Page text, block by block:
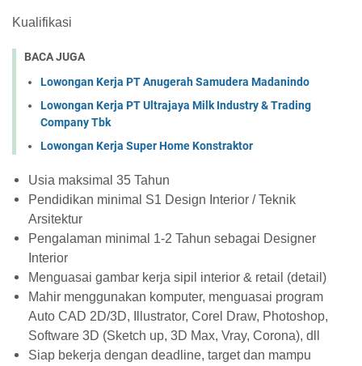
Kualifikasi
BACA JUGA
Lowongan Kerja PT Anugerah Samudera Madanindo
Lowongan Kerja PT Ultrajaya Milk Industry & Trading
Company Tbk
Lowongan Kerja Super Home Konstraktor
Usia maksimal 35 Tahun
Pendidikan minimal S1 Design Interior / Teknik
Arsitektur
Pengalaman minimal 1-2 Tahun sebagai Designer
Interior
Menguasai gambar kerja sipil interior & retail (detail)
Mahir menggunakan komputer, menguasai program
Auto CAD 2D/3D, Illustrator, Corel Draw, Photoshop,
Software 3D (Sketch up, 3D Max, Vray, Corona), dll
Siap bekerja dengan deadline, target dan mampu